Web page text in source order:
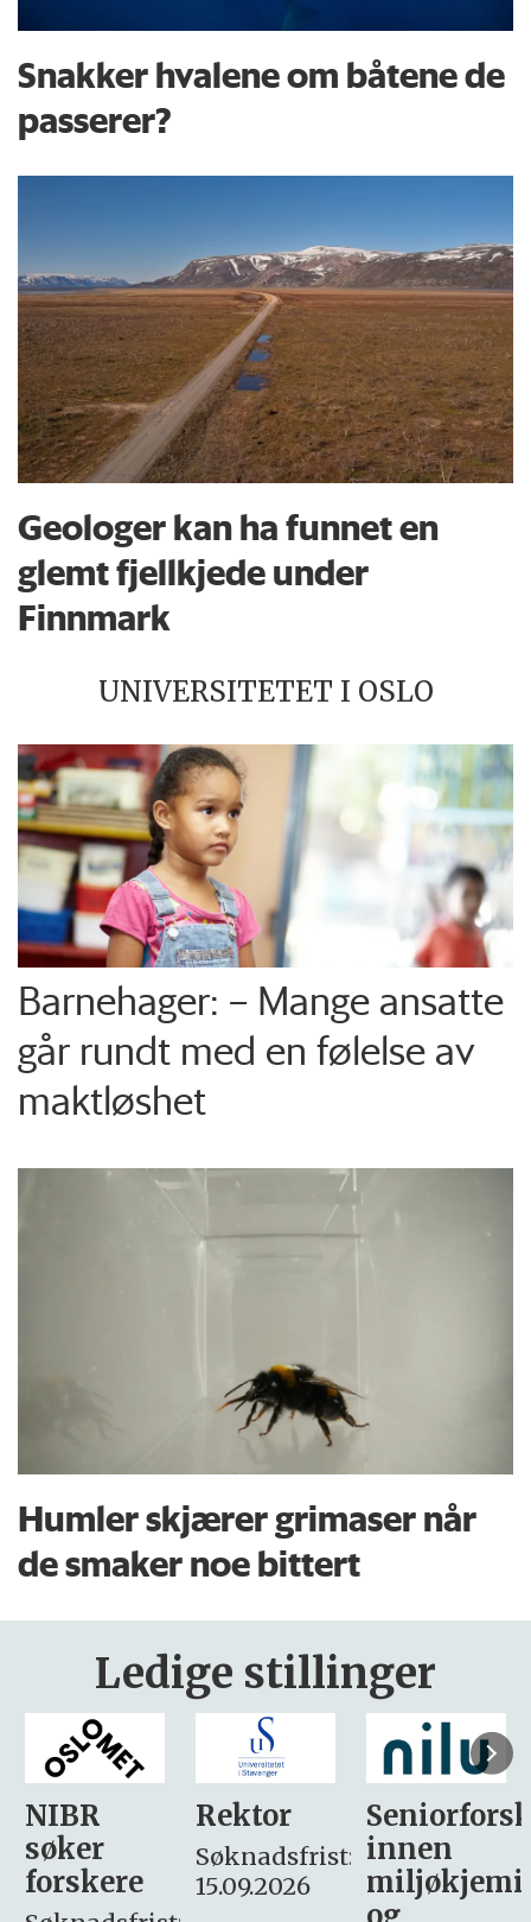
Snakker hvalene om båtene de
passerer?
Geologer kan ha funnet en
glemt fjellkjede under
Finnmark
UNIVERSITETET I OSLO
Barnehager: – Mange ansatte
går rundt med en følelse av
maktløshet
Humler skjærer grimaser når
de smaker noe bittert
Ledige stillinger
Rektor
Søknadsfrist:
15.09.2026
Seniorforsker
innen
miljøkjemi
søker
– fast